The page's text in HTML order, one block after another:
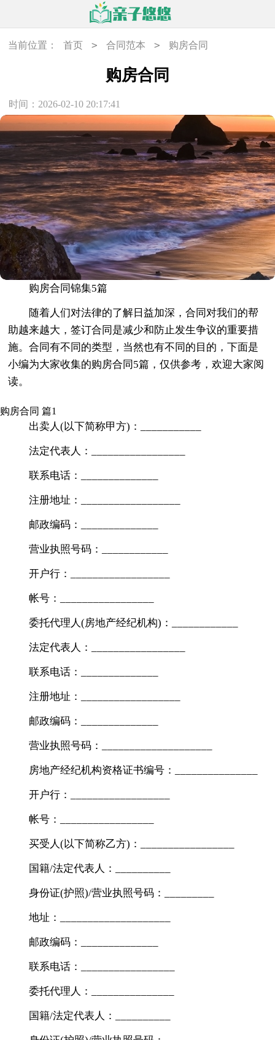
当前位置： 首页 > 合同范本 > 购房合同
购房合同
时间：2026-02-10 20:17:41
购房合同锦集5篇
随着人们对法律的了解日益加深，合同对我们的帮
助越来越大，签订合同是减少和防止发生争议的重要措
施。合同有不同的类型，当然也有不同的目的，下面是
小编为大家收集的购房合同5篇，仅供参考，欢迎大家阅
读。
购房合同 篇1
出卖人(以下简称甲方)：___________
法定代表人：_________________
联系电话：______________
注册地址：__________________
邮政编码：______________
营业执照号码：____________
开户行：__________________
帐号：_________________
委托代理人(房地产经纪机构)：____________
法定代表人：_________________
联系电话：______________
注册地址：__________________
邮政编码：______________
营业执照号码：____________________
房地产经纪机构资格证书编号：_______________
开户行：__________________
帐号：_________________
买受人(以下简称乙方)：_________________
国籍/法定代表人：__________
身份证(护照)/营业执照号码：_________
地址：____________________
邮政编码：______________
联系电话：_________________
委托代理人：_______________
国籍/法定代表人：__________